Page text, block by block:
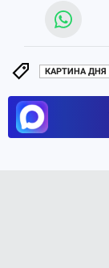
КАРТИНА ДНЯ